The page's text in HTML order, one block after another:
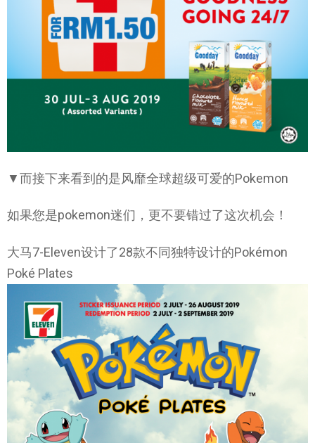
▼而接下来看到的是风靡全球超级可爱的Pokemon
如果您是pokemon迷们，更不要错过了这次机会！
大马7-Eleven设计了28款不同独特设计的Pokémon
Poké Plates